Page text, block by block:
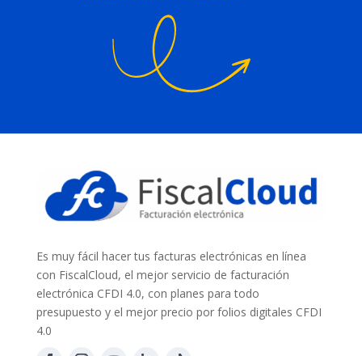
Es muy fácil hacer tus facturas electrónicas en línea
con FiscalCloud, el mejor servicio de facturación
electrónica CFDI 4.0, con planes para todo
presupuesto y el mejor precio por folios digitales CFDI
4.0